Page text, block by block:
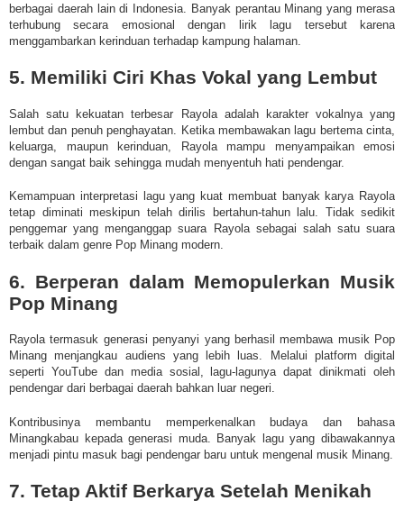
berbagai daerah lain di Indonesia. Banyak perantau Minang yang merasa
terhubung secara emosional dengan lirik lagu tersebut karena
menggambarkan kerinduan terhadap kampung halaman.
5. Memiliki Ciri Khas Vokal yang Lembut
Salah satu kekuatan terbesar Rayola adalah karakter vokalnya yang
lembut dan penuh penghayatan. Ketika membawakan lagu bertema cinta,
keluarga, maupun kerinduan, Rayola mampu menyampaikan emosi
dengan sangat baik sehingga mudah menyentuh hati pendengar.
Kemampuan interpretasi lagu yang kuat membuat banyak karya Rayola
tetap diminati meskipun telah dirilis bertahun-tahun lalu. Tidak sedikit
penggemar yang menganggap suara Rayola sebagai salah satu suara
terbaik dalam genre Pop Minang modern.
6. Berperan dalam Memopulerkan Musik
Pop Minang
Rayola termasuk generasi penyanyi yang berhasil membawa musik Pop
Minang menjangkau audiens yang lebih luas. Melalui platform digital
seperti YouTube dan media sosial, lagu-lagunya dapat dinikmati oleh
pendengar dari berbagai daerah bahkan luar negeri.
Kontribusinya membantu memperkenalkan budaya dan bahasa
Minangkabau kepada generasi muda. Banyak lagu yang dibawakannya
menjadi pintu masuk bagi pendengar baru untuk mengenal musik Minang.
7. Tetap Aktif Berkarya Setelah Menikah